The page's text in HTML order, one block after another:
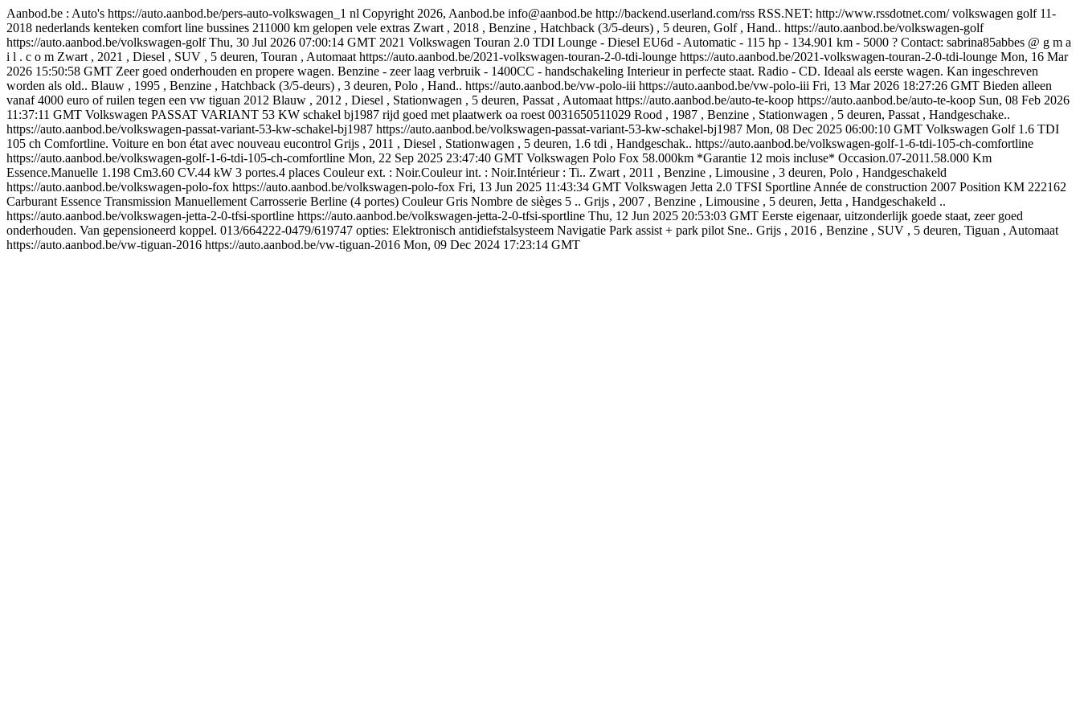
Aanbod.be : Auto's https://auto.aanbod.be/pers-auto-volkswagen_1 nl Copyright 2026, Aanbod.be info@aanbod.be http://backend.userland.com/rss RSS.NET: http://www.rssdotnet.com/ volkswagen golf 11-
2018 nederlands kenteken comfort line bussines 211000 km gelopen vele extras Zwart , 2018 , Benzine , Hatchback (3/5-deurs) , 5 deuren, Golf , Hand.. https://auto.aanbod.be/volkswagen-golf
https://auto.aanbod.be/volkswagen-golf Thu, 30 Jul 2026 07:00:14 GMT 2021 Volkswagen Touran 2.0 TDI Lounge - Diesel EU6d - Automatic - 115 hp - 134.901 km - 5000 ? Contact: sabrina85abbes @ g m a
i l . c o m Zwart , 2021 , Diesel , SUV , 5 deuren, Touran , Automaat https://auto.aanbod.be/2021-volkswagen-touran-2-0-tdi-lounge https://auto.aanbod.be/2021-volkswagen-touran-2-0-tdi-lounge Mon, 16 Mar
2026 15:50:58 GMT Zeer goed onderhouden en propere wagen. Benzine - zeer laag verbruik - 1400CC - handschakeling Interieur in perfecte staat. Radio - CD. Ideaal als eerste wagen. Kan ingeschreven
worden als old.. Blauw , 1995 , Benzine , Hatchback (3/5-deurs) , 3 deuren, Polo , Hand.. https://auto.aanbod.be/vw-polo-iii https://auto.aanbod.be/vw-polo-iii Fri, 13 Mar 2026 18:27:26 GMT Bieden alleen
vanaf 4000 euro of ruilen tegen een vw tiguan 2012 Blauw , 2012 , Diesel , Stationwagen , 5 deuren, Passat , Automaat https://auto.aanbod.be/auto-te-koop https://auto.aanbod.be/auto-te-koop Sun, 08 Feb 2026
11:37:11 GMT Volkswagen PASSAT VARIANT 53 KW schakel bj1987 rijd goed met plaatwerk oa roest 0031650511029 Rood , 1987 , Benzine , Stationwagen , 5 deuren, Passat , Handgeschake..
https://auto.aanbod.be/volkswagen-passat-variant-53-kw-schakel-bj1987 https://auto.aanbod.be/volkswagen-passat-variant-53-kw-schakel-bj1987 Mon, 08 Dec 2025 06:00:10 GMT Volkswagen Golf 1.6 TDI
105 ch Comfortline. Voiture en bon état avec nouveau eucontrol Grijs , 2011 , Diesel , Stationwagen , 5 deuren, 1.6 tdi , Handgeschak.. https://auto.aanbod.be/volkswagen-golf-1-6-tdi-105-ch-comfortline
https://auto.aanbod.be/volkswagen-golf-1-6-tdi-105-ch-comfortline Mon, 22 Sep 2025 23:47:40 GMT Volkswagen Polo Fox 58.000km *Garantie 12 mois incluse* Occasion.07-2011.58.000 Km
Essence.Manuelle 1.198 Cm3.60 CV.44 kW 3 portes.4 places Couleur ext. : Noir.Couleur int. : Noir.Intérieur : Ti.. Zwart , 2011 , Benzine , Limousine , 3 deuren, Polo , Handgeschakeld
https://auto.aanbod.be/volkswagen-polo-fox https://auto.aanbod.be/volkswagen-polo-fox Fri, 13 Jun 2025 11:43:34 GMT Volkswagen Jetta 2.0 TFSI Sportline Année de construction 2007 Position KM 222162
Carburant Essence Transmission Manuellement Carrosserie Berline (4 portes) Couleur Gris Nombre de sièges 5 .. Grijs , 2007 , Benzine , Limousine , 5 deuren, Jetta , Handgeschakeld ..
https://auto.aanbod.be/volkswagen-jetta-2-0-tfsi-sportline https://auto.aanbod.be/volkswagen-jetta-2-0-tfsi-sportline Thu, 12 Jun 2025 20:53:03 GMT Eerste eigenaar, uitzonderlijk goede staat, zeer goed
onderhouden. Van gepensioneerd koppel. 013/664222-0479/619747 opties: Elektronisch antidiefstalsysteem Navigatie Park assist + park pilot Sne.. Grijs , 2016 , Benzine , SUV , 5 deuren, Tiguan , Automaat
https://auto.aanbod.be/vw-tiguan-2016 https://auto.aanbod.be/vw-tiguan-2016 Mon, 09 Dec 2024 17:23:14 GMT